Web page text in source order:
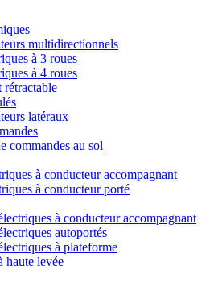
multidirectionnels
à 3 roues
à 4 roues
rétractable
latéraux
commandes au sol
à conducteur accompagnant
à conducteur porté
à conducteur accompagnant
autoportés
à plateforme
haute levée